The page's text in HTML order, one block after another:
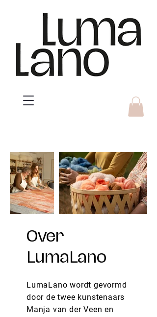
Over
LumaLano
LumaLano wordt gevormd
door de twee kunstenaars
Manja van der Veen en